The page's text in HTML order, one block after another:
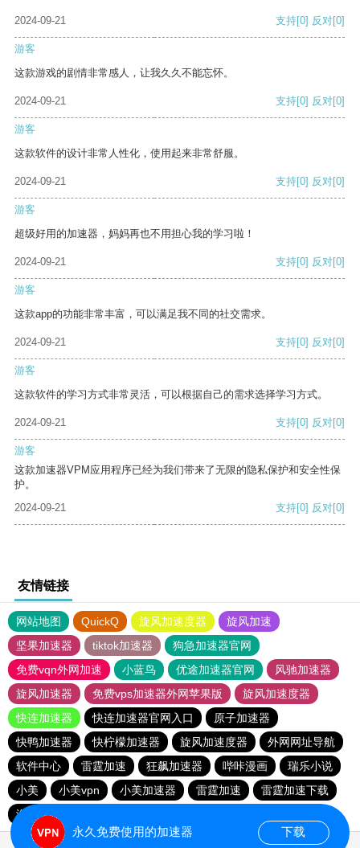
2024-09-21 支持[0] 反对[0]
游客
这款游戏的剧情非常感人，让我久久不能忘怀。
2024-09-21 支持[0] 反对[0]
游客
这款软件的设计非常人性化，使用起来非常舒服。
2024-09-21 支持[0] 反对[0]
游客
超级好用的加速器，妈妈再也不用担心我的学习啦！
2024-09-21 支持[0] 反对[0]
游客
这款app的功能非常丰富，可以满足我不同的社交需求。
2024-09-21 支持[0] 反对[0]
游客
这款软件的学习方式非常灵活，可以根据自己的需求选择学习方式。
2024-09-21 支持[0] 反对[0]
游客
这款加速器VPM应用程序已经为我们带来了无限的隐私保护和安全性保
护。
2024-09-21
支持[0] 反对[0]
友情链接
网站地图 QuickQ 旋风加速度器
旋风加速
坚果加速器
tiktok加速器
狗急加速器官网
免费vqn外网加速
小蓝鸟 优途加速器官网
风驰加速器
旋风加速器
免费vps加速器外网苹果版
旋风加速度器
快连加速器
快连加速器官网入口
原子加速器
快鸭加速器
快柠檬加速器 旋风加速度器
外网网址导航
软件中心
雷霆加速 狂飙加速器 哔咔漫画
瑞乐小说
小美
小美vpn 小美加速器 雷霆加速
雷霆加速下载
海鸥加速度
永久免费使用的加速器 下载